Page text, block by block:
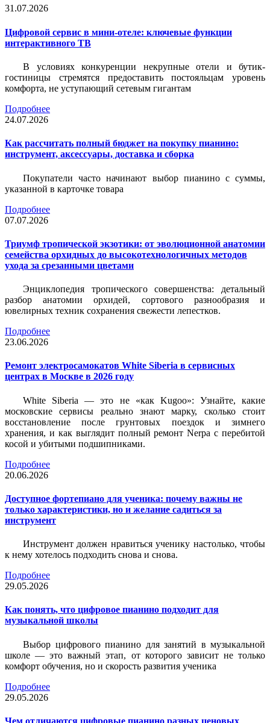
31.07.2026
Цифровой сервис в мини-отеле: ключевые функции
интерактивного ТВ
В условиях конкуренции некрупные отели и бутик-
гостиницы стремятся предоставить постояльцам уровень
комфорта, не уступающий сетевым гигантам
Подробнее
24.07.2026
Как рассчитать полный бюджет на покупку пианино:
инструмент, аксессуары, доставка и сборка
Покупатели часто начинают выбор пианино с суммы,
указанной в карточке товара
Подробнее
07.07.2026
Триумф тропической экзотики: от эволюционной анатомии
семейства орхидных до высокотехнологичных методов
ухода за срезанными цветами
Энциклопедия тропического совершенства: детальный
разбор анатомии орхидей, сортового разнообразия и
ювелирных техник сохранения свежести лепестков.
Подробнее
23.06.2026
Ремонт электросамокатов White Siberia в сервисных
центрах в Москве в 2026 году
White Siberia — это не «как Kugoo»: Узнайте, какие
московские сервисы реально знают марку, сколько стоит
восстановление после грунтовых поездок и зимнего
хранения, и как выглядит полный ремонт Nerpa с перебитой
косой и убитыми подшипниками.
Подробнее
20.06.2026
Доступное фортепиано для ученика: почему важны не
только характеристики, но и желание садиться за
инструмент
Инструмент должен нравиться ученику настолько, чтобы
к нему хотелось подходить снова и снова.
Подробнее
29.05.2026
Как понять, что цифровое пианино подходит для
музыкальной школы
Выбор цифрового пианино для занятий в музыкальной
школе — это важный этап, от которого зависит не только
комфорт обучения, но и скорость развития ученика
Подробнее
29.05.2026
Чем отличаются цифровые пианино разных ценовых